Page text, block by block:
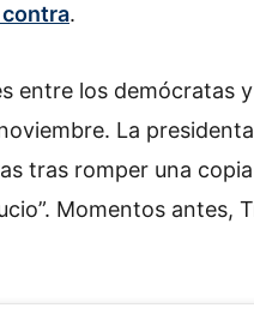
.
entre los demócratas
La
tras romper una
Momentos antes,